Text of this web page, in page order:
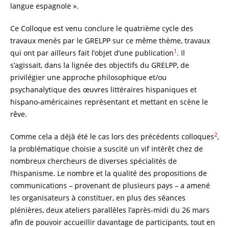
langue espagnole ».
Ce Colloque est venu conclure le quatrième cycle des
travaux menés par le GRELPP sur ce même thème, travaux
qui ont par ailleurs fait l’objet d’une publication1 . Il
s’agissait, dans la lignée des objectifs du GRELPP, de
privilégier une approche philosophique et/ou
psychanalytique des œuvres littéraires hispaniques et
hispano-américaines représentant et mettant en scène le
rêve.
Comme cela a déjà été le cas lors des précédents colloques2,
la problématique choisie a suscité un vif intérêt chez de
nombreux chercheurs de diverses spécialités de
l’hispanisme. Le nombre et la qualité des propositions de
communications – provenant de plusieurs pays – a amené
les organisateurs à constituer, en plus des séances
plénières, deux ateliers parallèles l’après-midi du 26 mars
afin de pouvoir accueillir davantage de participants, tout en